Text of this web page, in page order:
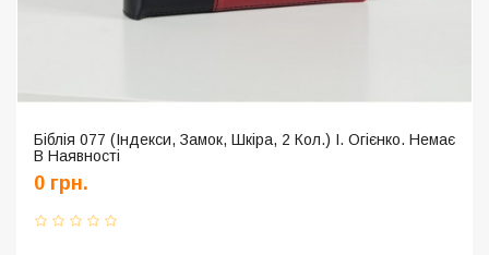
Біблія 077 (Індекси, Замок, Шкіра, 2 Кол.) І. Огієнко. Немає
В Наявності
0 грн.